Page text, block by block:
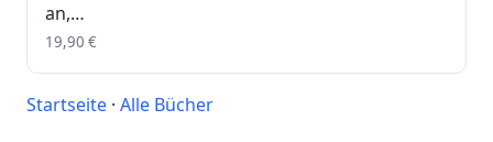
an,…
19,90 €
Startseite · Alle Bücher